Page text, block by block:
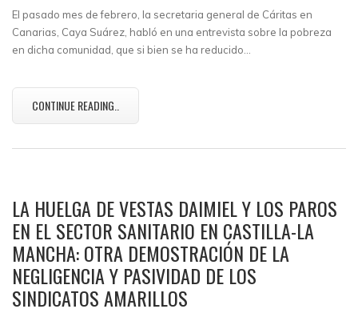
El pasado mes de febrero, la secretaria general de Cáritas en
Canarias, Caya Suárez, habló en una entrevista sobre la pobreza
en dicha comunidad, que si bien se ha reducido…
CONTINUE READING..
LA HUELGA DE VESTAS DAIMIEL Y LOS PAROS
EN EL SECTOR SANITARIO EN CASTILLA-LA
MANCHA: OTRA DEMOSTRACIÓN DE LA
NEGLIGENCIA Y PASIVIDAD DE LOS
SINDICATOS AMARILLOS